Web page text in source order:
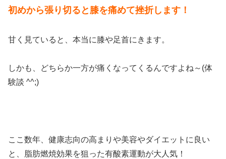
初めから張り切ると膝を痛めて挫折します！
甘く見ていると、本当に膝や足首にきます。
しかも、どちらか一方が痛くなってくるんですよね～(体
験談 ^^;)
ここ数年、健康志向の高まりや美容やダイエットに良い
と、脂肪燃焼効果を狙った有酸素運動が大人気！